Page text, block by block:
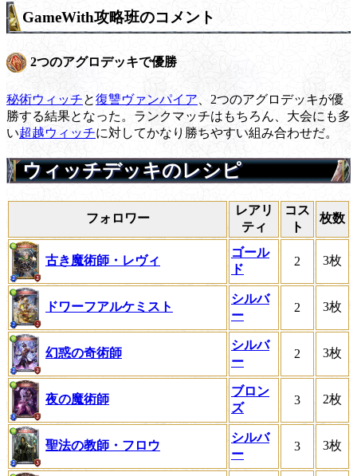
GameWith攻略班のコメント
2つのアグロデッキで優勝
秘術ウィッチと復讐ヴァンパイア、2つのアグロデッキが優
勝する結果となった。ランクマッチはもちろん、大会にも多
い超越ウィッチに対してかなり勝ちやすい組み合わせだ。
ウィッチデッキのレシピ
フォロワー
レアリ
ティ
コス
ト
枚数
古き魔術師・レヴィ
ゴール
ド
2 3枚
ドワーフアルケミスト
シルバ
ー
2 3枚
幻惑の奇術師
シルバ
ー
2 3枚
夜の魔術師
ブロン
ズ
3 2枚
聖法の教師・フロウ
シルバ
ー
3 3枚